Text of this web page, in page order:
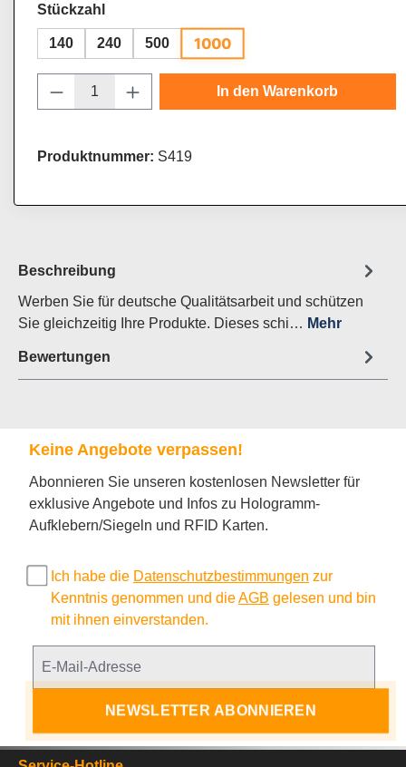
Stückzahl auswählen
140 240 500 1000
Produkt Anzahl: Gib den gewünschten
In den Warenkorb
Produktnummer: S419
Beschreibung
Werben Sie für deutsche Qualitätsarbeit und schützen
Sie gleichzeitig Ihre Produkte. Dieses schi… Mehr
Bewertungen
Keine Angebote verpassen!
Abonnieren Sie unseren kostenlosen Newsletter für
exklusive Angebote und Infos zu Hologramm-
Aufklebern/Siegeln und RFID Karten.
Ich habe die Datenschutzbestimmungen zur
Kenntnis genommen und dieAGB gelesen und bin
mit ihnen einverstanden.
NEWSLETTER ABONNIEREN